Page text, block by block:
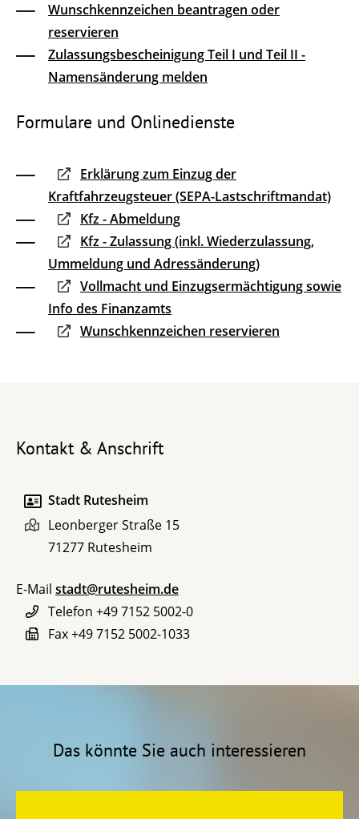
Wunschkennzeichen beantragen oder
reservieren
Zulassungsbescheinigung Teil I und Teil II -
Namensänderung melden
Formulare und Onlinedienste
Erklärung zum Einzug der
Kraftfahrzeugsteuer (SEPA-Lastschriftmandat)
Kfz - Abmeldung
Kfz - Zulassung (inkl. Wiederzulassung,
Ummeldung und Adressänderung)
Vollmacht und Einzugsermächtigung sowie
Info des Finanzamts
Wunschkennzeichen reservieren
Kontakt & Anschrift
Stadt Rutesheim
Leonberger Straße 15
71277 Rutesheim
E-Mail stadt@rutesheim.de
Telefon +49 7152 5002-0
Fax+49 7152 5002-1033
Das könnte Sie auch interessieren